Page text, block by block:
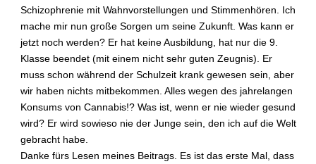
Schizophrenie mit Wahnvorstellungen und Stimmenhören. Ich
mache mir nun große Sorgen um seine Zukunft. Was kann er
jetzt noch werden? Er hat keine Ausbildung, hat nur die 9.
Klasse beendet (mit einem nicht sehr guten Zeugnis). Er
muss schon während der Schulzeit krank gewesen sein, aber
wir haben nichts mitbekommen. Alles wegen des jahrelangen
Konsums von Cannabis!? Was ist, wenn er nie wieder gesund
wird? Er wird sowieso nie der Junge sein, den ich auf die Welt
gebracht habe.
Danke fürs Lesen meines Beitrags. Es ist das erste Mal, dass
l
l
t
e
m
a
i
t
S